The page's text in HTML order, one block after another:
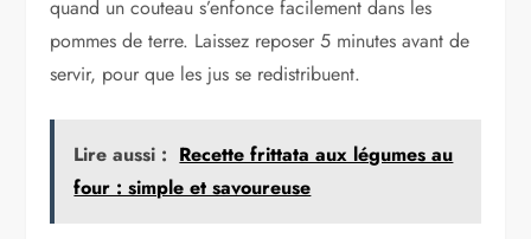
quand un couteau s’enfonce facilement dans les
pommes de terre. Laissez reposer 5 minutes avant de
servir, pour que les jus se redistribuent.
Lire aussi : Recette frittata aux légumes au
four : simple et savoureuse